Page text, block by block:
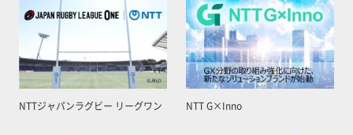
NTTジャパンラグビー リーグワン NTT G×Inno